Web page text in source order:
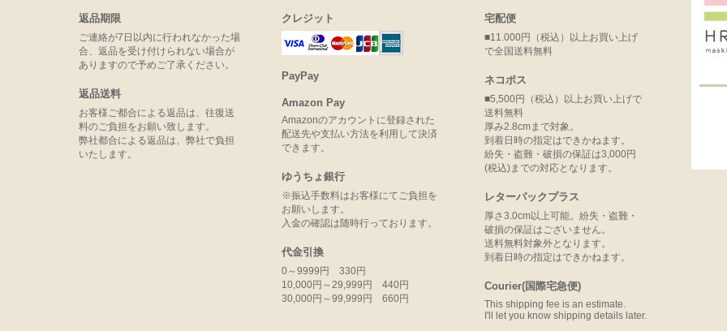
返品期限
ご連絡が7日以内に行われなかった場
合、返品を受け付けられない場合が
ありますので予めご了承ください。
返品送料
お客様ご都合による返品は、往復送
料のご負担をお願い致します。
弊社都合による返品は、弊社で負担
いたします。
クレジット
PayPay
Amazon Pay
Amazonのアカウントに登録された
配送先や支払い方法を利用して決済
できます。
ゆうちょ銀行
※振込手数料はお客様にてご負担を
お願いします。
入金の確認は随時行っております。
代金引換
0～9999円 330円
10,000円～29,999円 440円
30,000円～99,999円 660円
宅配便
■11.000円（税込）以上お買い上げ
で全国送料無料
ネコポス
■5,500円（税込）以上お買い上げで
送料無料
厚み2.8cmまで対象。
到着日時の指定はできかねます。
紛失・盗難・破損の保証は3,000円
(税込)までの対応となります。
レターパックプラス
厚さ3.0cm以上可能。紛失・盗難・
破損の保証はございません。
送料無料対象外となります。
到着日時の指定はできかねます。
Courier(国際宅急便)
This shipping fee is an estimate.
I'll let you know shipping details later.